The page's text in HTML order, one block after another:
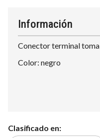
Información
Conector terminal toma
Color: negro
Clasificado en: